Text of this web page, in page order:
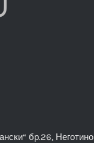
бр.26, Неготино